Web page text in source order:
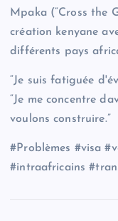
Mpaka (“Cross the
création kenyane
différents pays
“Je suis fatiguée
“Je me concentre
voulons construire.”
#Problèmes #visa
#intraafricains